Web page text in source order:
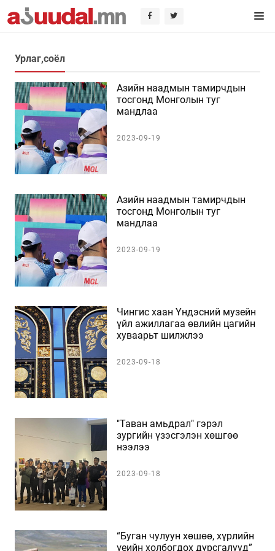
Урлаг,соёл
Азийн наадмын тамирчдын
тосгонд Монголын туг
мандлаа
2023-09-19
Азийн наадмын тамирчдын
тосгонд Монголын туг
мандлаа
2023-09-19
Чингис хаан Үндэсний музейн
үйл ажиллагаа өвлийн цагийн
хуваарьт шилжлээ
2023-09-18
"Таван амьдрал" гэрэл
зургийн үзэсгэлэн хөшгөө
нээлээ
2023-09-18
“Буган чулуун хөшөө, хүрлийн
үеийн холбогдох дурсгалууд”